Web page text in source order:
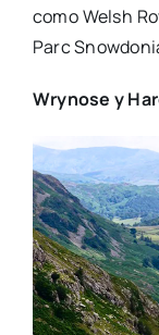
como Welsh
Parc
Wrynose y